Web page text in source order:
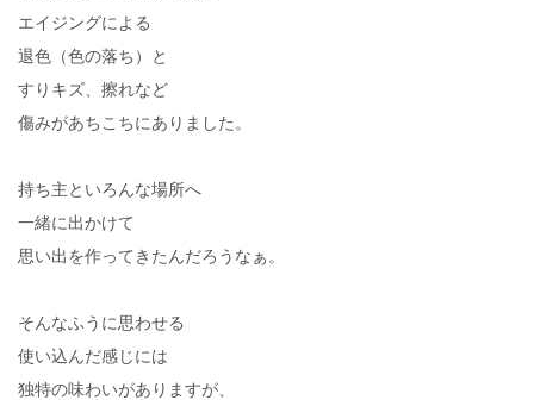
エイジングによる
退色（色の落ち）と
すりキズ、擦れなど
傷みがあちこちにありました。
持ち主といろんな場所へ
一緒に出かけて
思い出を作ってきたんだろうなぁ。
そんなふうに思わせる
使い込んだ感じには
独特の味わいがありますが、